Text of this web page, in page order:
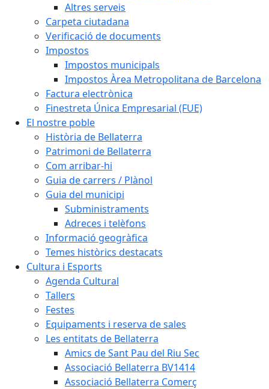
Altres serveis
Carpeta ciutadana
Verificació de documents
Impostos
Impostos municipals
Impostos Àrea Metropolitana de Barcelona
Factura electrònica
Finestreta Única Empresarial (FUE)
El nostre poble
Història de Bellaterra
Patrimoni de Bellaterra
Com arribar-hi
Guia de carrers / Plànol
Guia del municipi
Subministraments
Adreces i telèfons
Informació geogràfica
Temes històrics destacats
Cultura i Esports
Agenda Cultural
Tallers
Festes
Equipaments i reserva de sales
Les entitats de Bellaterra
Amics de Sant Pau del Riu Sec
Associació Bellaterra BV1414
Associació Bellaterra Comerç